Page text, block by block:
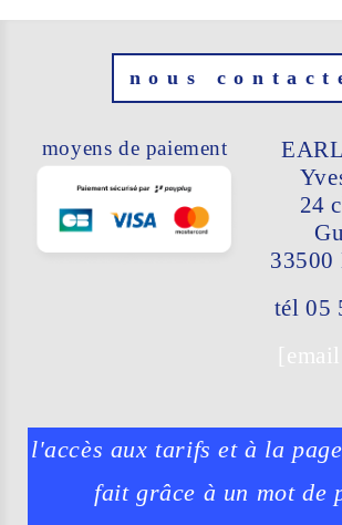
nous
moyens de paiement
24
tél 05
l'accès aux tarifs et à la
fait grâce à un mot de